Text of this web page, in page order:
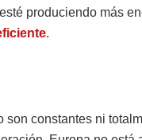
produciendo más
.
son constantes ni